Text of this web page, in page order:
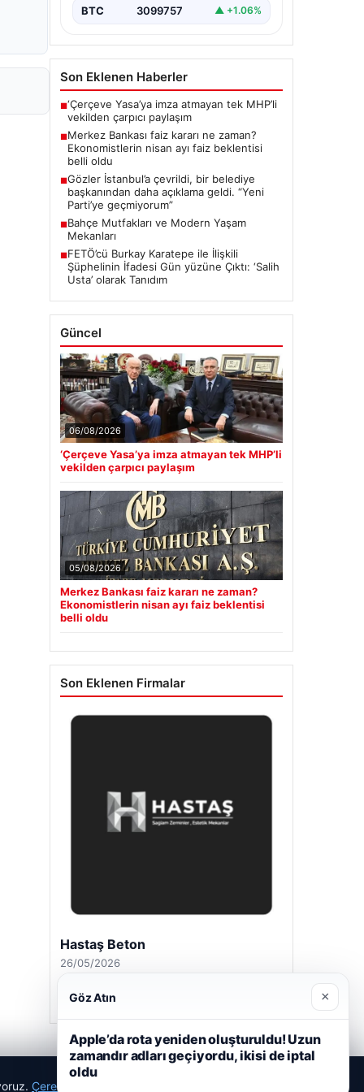
BTC 3099757 ▲ +1.06%
Son Eklenen Haberler
■‘Çerçeve Yasa’ya imza atmayan tek MHP’li
vekilden çarpıcı paylaşım
■Merkez Bankası faiz kararı ne zaman?
Ekonomistlerin nisan ayı faiz beklentisi
belli oldu
■Gözler İstanbul’a çevrildi, bir belediye
başkanından daha açıklama geldi. “Yeni
Parti’ye geçmiyorum”
■Bahçe Mutfakları ve Modern Yaşam
Mekanları
■FETÖ’cü Burkay Karatepe ile İlişkili
Şüphelinin İfadesi Gün yüzüne Çıktı: ‘Salih
Usta’ olarak Tanıdım
Güncel
06/08/2026
‘Çerçeve Yasa’ya imza atmayan tek MHP’li
vekilden çarpıcı paylaşım
05/08/2026
Merkez Bankası faiz kararı ne zaman?
Ekonomistlerin nisan ayı faiz beklentisi
belli oldu
Son Eklenen Firmalar
Hastaş Beton
26/05/2026
Çerez Politikamız
Göz Atın ×
Apple’da rota yeniden oluşturuldu! Uzun
zamandır adları geçiyordu, ikisi de iptal
oldu